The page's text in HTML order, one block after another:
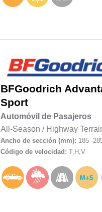
BFGoodrich
Sport
Automóvil de Pasajeros
All-Season / Highway
Ancho de sección (mm): 185 -
Código de velocidad: T,H,V